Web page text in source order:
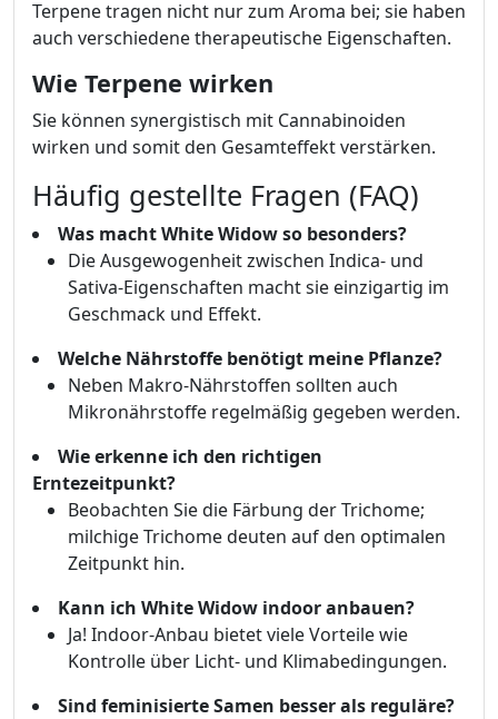
Terpene tragen nicht nur zum Aroma bei; sie haben
auch verschiedene therapeutische Eigenschaften.
Wie Terpene wirken
Sie können synergistisch mit Cannabinoiden
wirken und somit den Gesamteffekt verstärken.
Häufig gestellte Fragen (FAQ)
Was macht White Widow so besonders?
Die Ausgewogenheit zwischen Indica- und
Sativa-Eigenschaften macht sie einzigartig im
Geschmack und Effekt.
Welche Nährstoffe benötigt meine Pflanze?
Neben Makro-Nährstoffen sollten auch
Mikronährstoffe regelmäßig gegeben werden.
Wie erkenne ich den richtigen
Erntezeitpunkt?
Beobachten Sie die Färbung der Trichome;
milchige Trichome deuten auf den optimalen
Zeitpunkt hin.
Kann ich White Widow indoor anbauen?
Ja! Indoor-Anbau bietet viele Vorteile wie
Kontrolle über Licht- und Klimabedingungen.
Sind feminisierte Samen besser als reguläre?